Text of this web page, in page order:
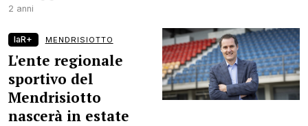
2 anni
laR+ MENDRISIOTTO
L'ente regionale
sportivo del
Mendrisiotto
nascerà in estate